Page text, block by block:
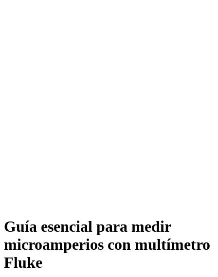
Guía esencial para medir
microamperios con multímetro
Fluke